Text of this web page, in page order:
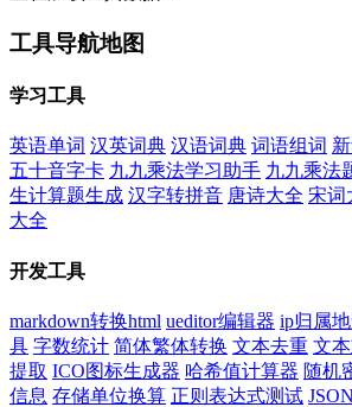
工具导航地图
学习工具
英语单词 汉英词典 汉语词典 词语组词
五十音字卡 九九乘法学习助手 九九乘法
生计算题生成 汉字转拼音 唐诗大全 宋词
大全
开发工具
markdown转换html ueditor编辑器 ip归属
具 字数统计 简体繁体转换 文本去重 文
提取 ICO图标生成器 哈希值计算器 随机
信息 存储单位换算 正则表达式测试